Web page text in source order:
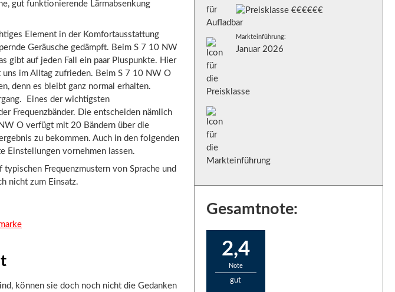
gut funktionierende Lärmabsenkung
Element in der Komfortausstattung
Geräusche gedämpft. Beim S 7 10 NW
gibt auf jeden Fall ein paar Pluspunkte. Hier
im Alltag zufrieden. Beim S 7 10 NW O
denn es bleibt ganz normal erhalten.
Eines der wichtigsten
Frequenzbänder. Die entscheiden nämlich
O verfügt mit 20 Bändern über die
zu bekommen. Auch in den folgenden
Einstellungen vornehmen lassen.
Frequenzmustern von Sprache und
nicht zum Einsatz.
können sie doch noch nicht die Gedanken
Markteinführung:
Januar 2026
Gesamtnote:
2,4
Note
gut